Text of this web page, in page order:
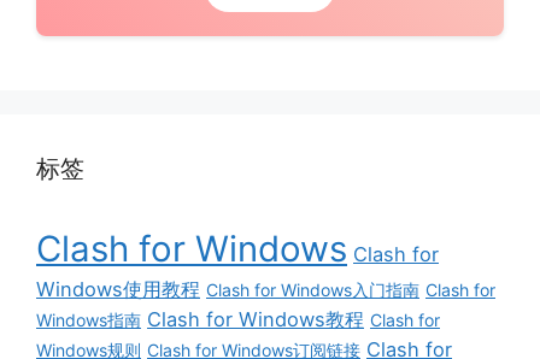
标签
Clash for Windows Clash for
Windows使用教程 Clash for Windows入门指南 Clash for
Windows指南 Clash for Windows教程 Clash for
Windows规则 Clash for Windows订阅链接 Clash for